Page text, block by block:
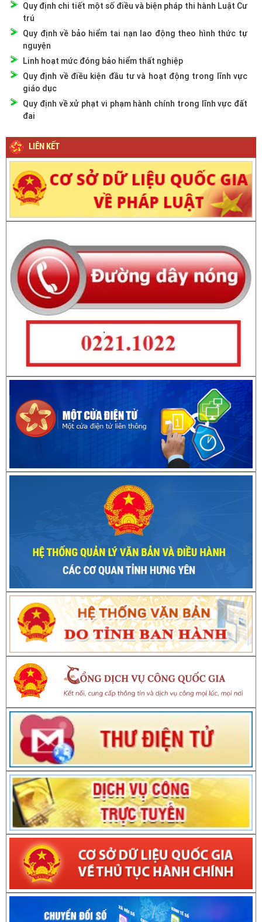
Quy định chi tiết một số điều và biện pháp thi hành Luật Cư
trú
Quy định về bảo hiểm tai nạn lao động theo hình thức tự
nguyện
Linh hoạt mức đóng bảo hiểm thất nghiệp
Quy định về điều kiện đầu tư và hoạt động trong lĩnh vực
giáo dục
Quy định về xử phạt vi phạm hành chính trong lĩnh vực đất
đai
LIÊN KẾT